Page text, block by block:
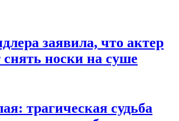
заявила, что актер
носки на суше
трагическая судьба